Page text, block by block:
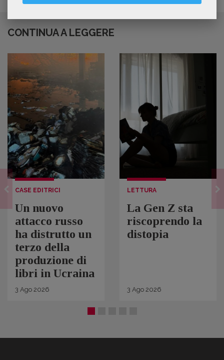
CONTINUA A LEGGERE
CASE EDITRICI
Un nuovo
attacco russo
ha distrutto un
terzo della
produzione di
libri in Ucraina
3 Ago 2026
LETTURA
La Gen Z sta
riscoprendo la
distopia
3 Ago 2026